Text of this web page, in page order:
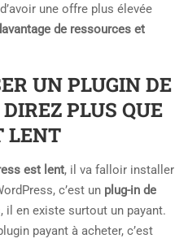
une offre plus élevée
de ressources et
UN PLUGIN DE
PLUS QUE
LENT
est lent, il va falloir installer
c’est un plug-in de
il en existe surtout un payant.
payant à acheter, c’est